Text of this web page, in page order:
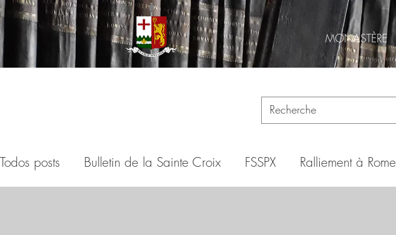
MONASTÈRE
Todos posts Bulletin de la Sainte Croix FSSPX Ralliement à Rome